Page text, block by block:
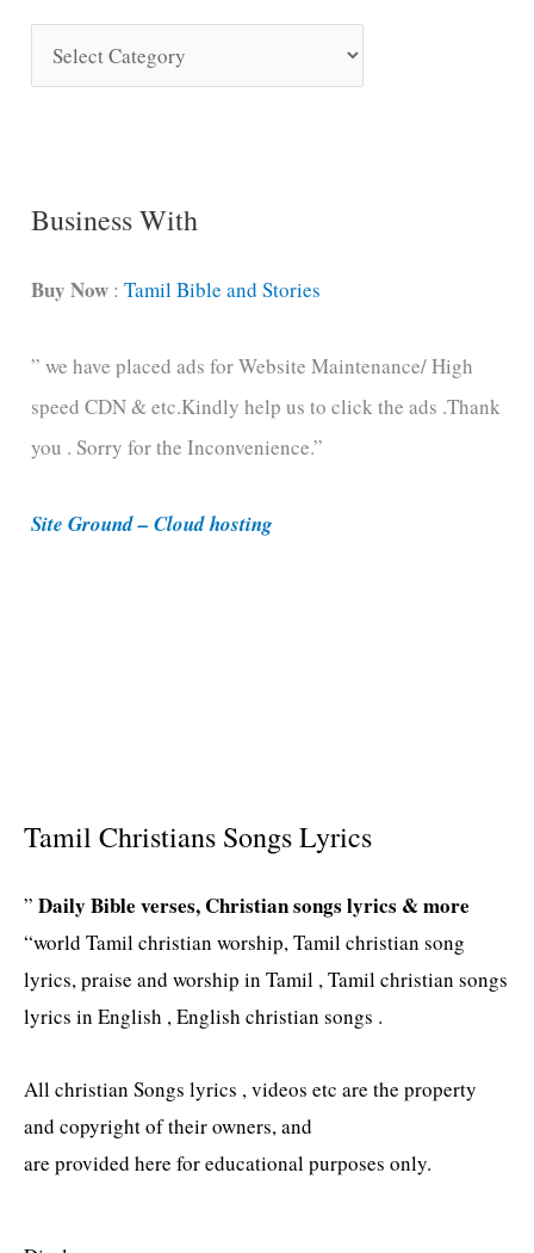
o
C
t
g
o
r
e
Business With
Buy Now :Tamil Bible and Stories
” we have placed ads for Website Maintenance/ High
speed CDN & etc.Kindly help us to click the ads .Thank
you . Sorry for the Inconvenience.”
Site Ground – Cloud hosting
Tamil Christians Songs Lyrics
” Daily Bible verses, Christian songs lyrics & more
“world Tamil christian worship, Tamil christian song
lyrics, praise and worship in Tamil , Tamil christian songs
lyrics in English , English christian songs .
All christian Songs lyrics , videos etc are the property
and copyright of their owners, and
are provided here for educational purposes only.